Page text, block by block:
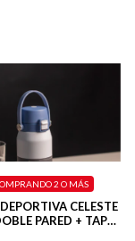
CELESTE
PARED + TAPA
2 O MÁS